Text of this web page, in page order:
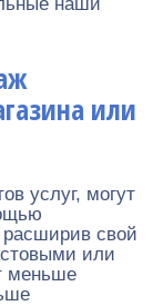
или
услуг, могут
свой
или
меньше